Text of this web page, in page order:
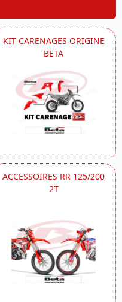
KIT CARENAGES ORIGINE
BETA
ACCESSOIRES RR 125/200
2T